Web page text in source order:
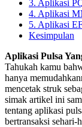
3. Aplikasi
4. Aplikasi
5. Aplikasi
Kesimpulan
Aplikasi Pulsa
Tahukah kamu
hanya
mencetak struk
simak artikel ini
tentang aplikasi
bertransaksi sehari-